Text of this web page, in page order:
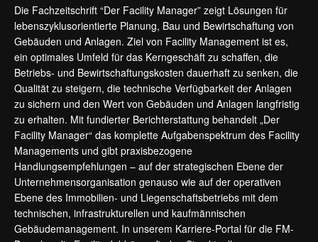
Die Fachzeitschrift “Der Facility Manager” zeigt Lösungen für
lebenszyklusorientierte Planung, Bau und Bewirtschaftung von
Gebäuden und Anlagen. Ziel von Facility Management ist es,
ein optimales Umfeld für das Kerngeschäft zu schaffen, die
Betriebs- und Bewirtschaftungskosten dauerhaft zu senken, die
Qualität zu steigern, die technische Verfügbarkeit der Anlagen
zu sichern und den Wert von Gebäuden und Anlagen langfristig
zu erhalten. Mit fundierter Berichterstattung behandelt „Der
Facility Manager“ das komplette Aufgabenspektrum des Facility
Managements und gibt praxisbezogene
Handlungsempfehlungen – auf der strategischen Ebene der
Unternehmensorganisation genauso wie auf der operativen
Ebene des Immobilien- und Liegenschaftsbetriebs mit dem
technischen, infrastrukturellen und kaufmännischen
Gebäudemanagement. In unserem Karriere-Portal für die FM-